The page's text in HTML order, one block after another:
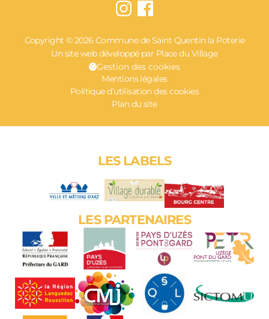
Copyright © 2026 Commune de Saint Quentin la Poterie
Un site web développé par Place du Village
Gestion des cookies
Mentions légales
Politique d’utilisation des cookies
Plan du site
LES LABELS
LES PARTENAIRES